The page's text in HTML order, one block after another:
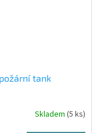
tank
Skladem (5 ks)